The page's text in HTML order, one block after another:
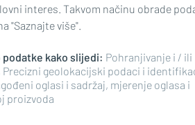
ZA DRŽAVNI PRAZNIK
Komunalac objavio
interes. Takvom načinu obrade
"Saznajte više".
kako slijedi: Pohranjivanje i / ili
geolokacijski podaci i
oglasi i sadržaj, mjerenje oglasa i
proizvoda